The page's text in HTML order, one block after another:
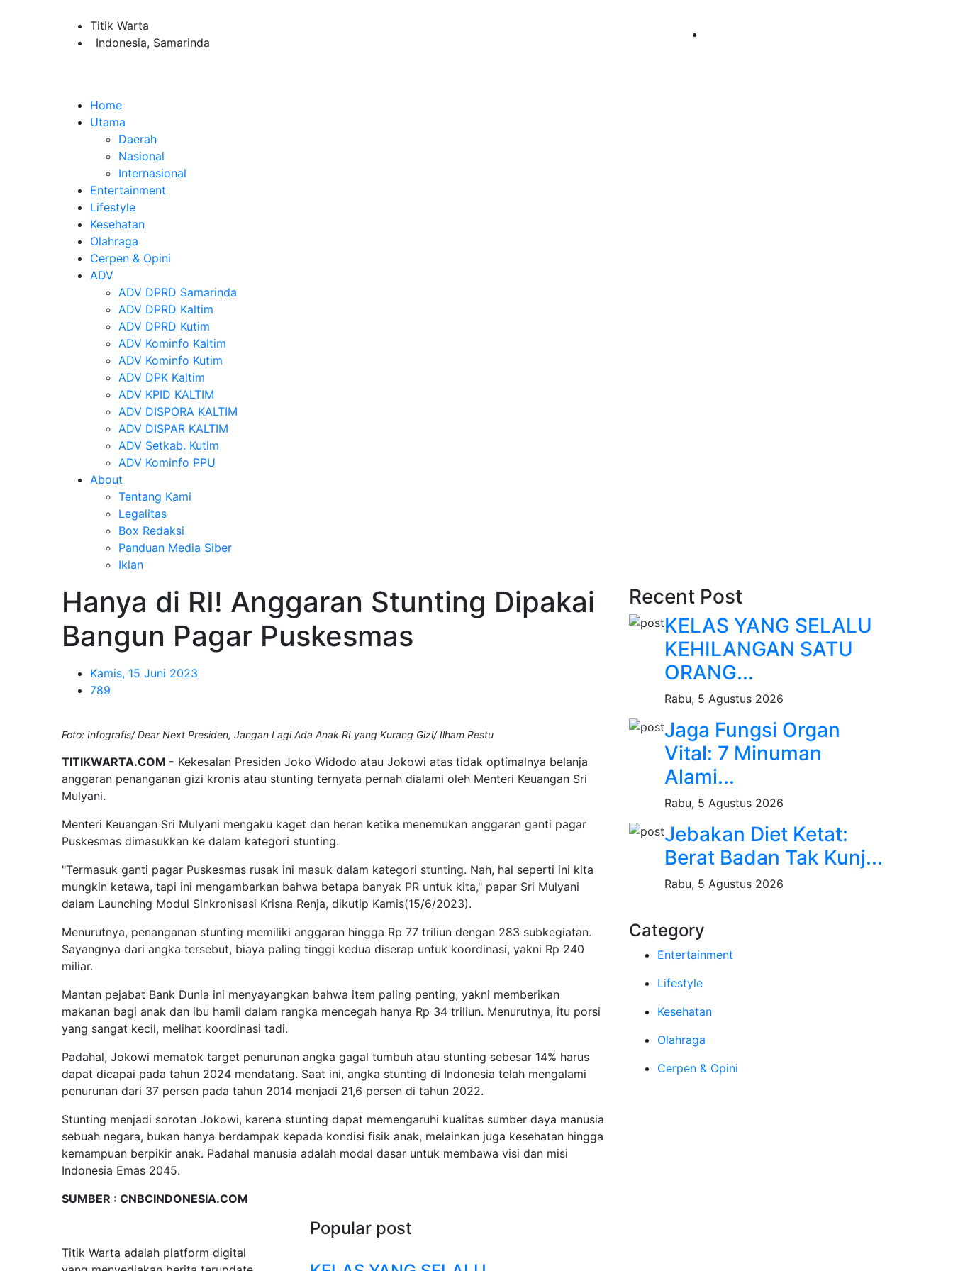
Titik Warta
Indonesia, Samarinda
Home
Utama
Daerah
Nasional
Internasional
Entertainment
Lifestyle
Kesehatan
Olahraga
Cerpen & Opini
ADV
ADV DPRD Samarinda
ADV DPRD Kaltim
ADV DPRD Kutim
ADV Kominfo Kaltim
ADV Kominfo Kutim
ADV DPK Kaltim
ADV KPID KALTIM
ADV DISPORA KALTIM
ADV DISPAR KALTIM
ADV Setkab. Kutim
ADV Kominfo PPU
About
Tentang Kami
Legalitas
Box Redaksi
Panduan Media Siber
Iklan
Hanya di RI! Anggaran Stunting Dipakai
Bangun Pagar Puskesmas
Kamis, 15 Juni 2023
789
Foto: Infografis/ Dear Next Presiden, Jangan Lagi Ada Anak RI yang Kurang Gizi/ Ilham Restu
TITIKWARTA.COM - Kekesalan Presiden Joko Widodo atau Jokowi atas tidak optimalnya belanja
anggaran penanganan gizi kronis atau stunting ternyata pernah dialami oleh Menteri Keuangan Sri
Mulyani.
Menteri Keuangan Sri Mulyani mengaku kaget dan heran ketika menemukan anggaran ganti pagar
Puskesmas dimasukkan ke dalam kategori stunting.
"Termasuk ganti pagar Puskesmas rusak ini masuk dalam kategori stunting. Nah, hal seperti ini kita
mungkin ketawa, tapi ini mengambarkan bahwa betapa banyak PR untuk kita," papar Sri Mulyani
dalam Launching Modul Sinkronisasi Krisna Renja, dikutip Kamis(15/6/2023).
Menurutnya, penanganan stunting memiliki anggaran hingga Rp 77 triliun dengan 283 subkegiatan.
Sayangnya dari angka tersebut, biaya paling tinggi kedua diserap untuk koordinasi, yakni Rp 240
miliar.
Mantan pejabat Bank Dunia ini menyayangkan bahwa item paling penting, yakni memberikan
makanan bagi anak dan ibu hamil dalam rangka mencegah hanya Rp 34 triliun. Menurutnya, itu porsi
yang sangat kecil, melihat koordinasi tadi.
Padahal, Jokowi mematok target penurunan angka gagal tumbuh atau stunting sebesar 14% harus
dapat dicapai pada tahun 2024 mendatang. Saat ini, angka stunting di Indonesia telah mengalami
penurunan dari 37 persen pada tahun 2014 menjadi 21,6 persen di tahun 2022.
Stunting menjadi sorotan Jokowi, karena stunting dapat memengaruhi kualitas sumber daya manusia
sebuah negara, bukan hanya berdampak kepada kondisi fisik anak, melainkan juga kesehatan hingga
kemampuan berpikir anak. Padahal manusia adalah modal dasar untuk membawa visi dan misi
Indonesia Emas 2045.
SUMBER : CNBCINDONESIA.COM
Recent Post
KELAS YANG SELALU
KEHILANGAN SATU
ORANG...
Rabu, 5 Agustus 2026
Jaga Fungsi Organ
Vital: 7 Minuman
Alami...
Rabu, 5 Agustus 2026
Jebakan Diet Ketat:
Berat Badan Tak Kunj...
Rabu, 5 Agustus 2026
Category
Entertainment
Lifestyle
Kesehatan
Olahraga
Cerpen & Opini
Titik Warta adalah platform digital
Popular post